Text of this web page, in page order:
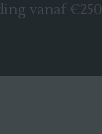
vanaf €250